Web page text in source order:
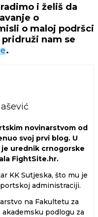
i želiš da
o
o maloj podršci
pridruži nam se
.
novinarstvom od
svoj prvi blog. U
je urednik crnogorske
FightSite.hr.
KK Sutjeska, što mu je
administraciji.
na Fakultetu za
podlogu za